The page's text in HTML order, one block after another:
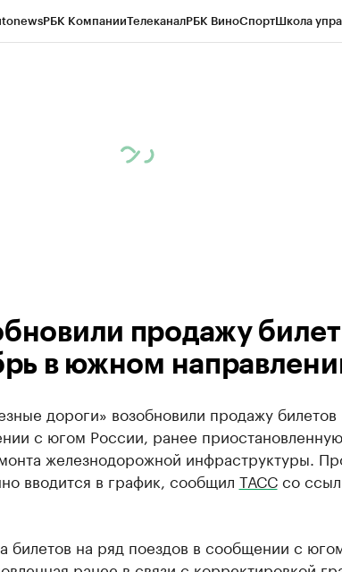
РБК КомпанииТелеканалРБК ВиноСпортШкола
продажу
в южном
дороги» возобновили продажу билетов
с югом России, ранее
железнодорожной инфраструктуры.
вводится в график, сообщил ТАССсо
билетов на ряд поездов в сообщении с